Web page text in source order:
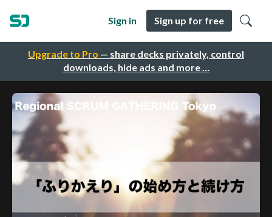
Upgrade to Pro — share decks privately, control
downloads, hide ads and more …
Sign in Sign up for free